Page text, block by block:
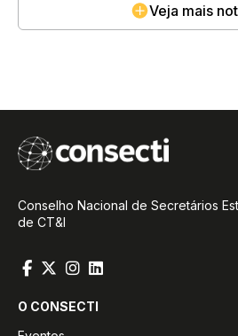
Veja mais
Conselho Nacional de Secretários
de CT&I
O CONSECTI